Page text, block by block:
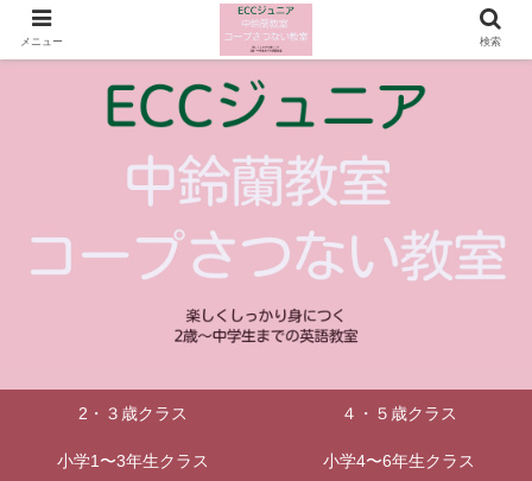
2・３歳クラス ４・５歳クラス
小学1〜3年生クラス 小学4〜6年生クラス
メニュー 検索